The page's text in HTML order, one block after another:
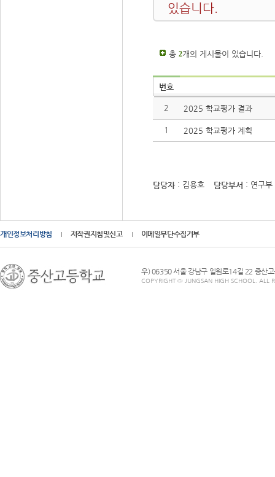
있습니다.
총 2개의 게시물이 있습니다.
번호
2 2025 학교평가 결과
1 2025 학교평가 계획
담당자 : 김용호 담당부서 : 연구부
개인정보처리방침 저작권지침및신고 이메일무단수집거부
우) 06350 서울 강남구 일원로14길 22 중산
COPYRIGHT © JUNGSAN HIGH SCHOOL. ALL